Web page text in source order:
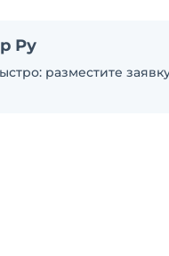
Ру
разместите